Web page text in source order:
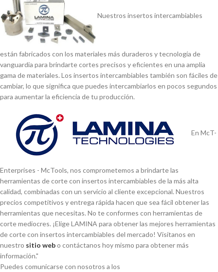
Nuestros insertos intercambiables
están fabricados con los materiales más duraderos y tecnologí­a de
vanguardia para brindarte cortes precisos y eficientes en una amplia
gama de materiales. Los insertos intercambiables también son fáciles de
cambiar, lo que significa que puedes intercambiarlos en pocos segundos
para aumentar la eficiencia de tu producción.
En McT-
Enterprises - McTools, nos comprometemos a brindarte las
herramientas de corte con insertos intercambiables de la más alta
calidad, combinadas con un servicio al cliente excepcional. Nuestros
precios competitivos y entrega rápida hacen que sea fácil obtener las
herramientas que necesitas. No te conformes con herramientas de
corte mediocres. ¡Elige LAMINA para obtener las mejores herramientas
de corte con insertos intercambiables del mercado! Visí­tanos en
nuestro sitio webo contáctanos hoy mismo para obtener más
información."
Puedes comunicarse con nosotros a los